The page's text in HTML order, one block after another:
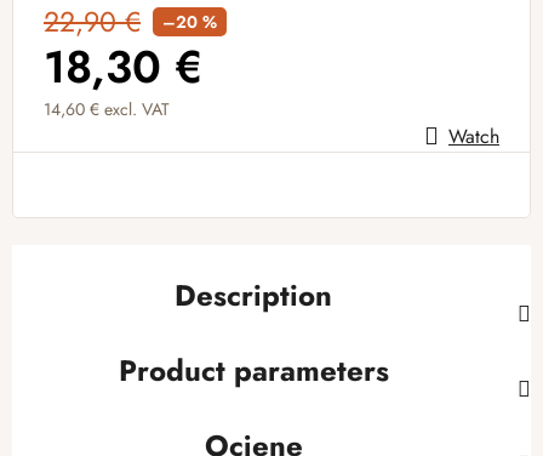
22,90 € –20 %
18,30 €
14,60 € excl. VAT
Measure price: Watch
Description
Product parameters
Ocjene